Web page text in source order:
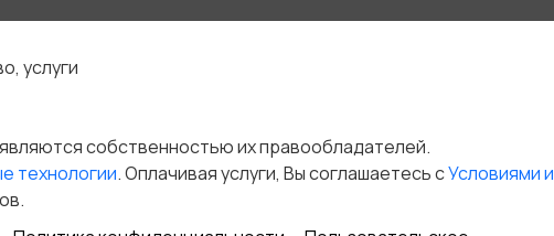
услуги
собственностью их правообладателей.
технологии. Оплачивая услуги, Вы соглашаетесь cУсловиями и